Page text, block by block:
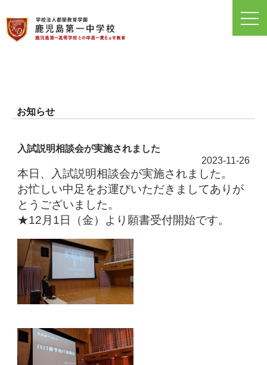
お知らせ
入試説明相談会が実施されました
2023-11-26
本日、入試説明相談会が実施されました。
お忙しい中足をお運びいただきましてありが
とうございました。
★12月1日（金）より願書受付開始です。